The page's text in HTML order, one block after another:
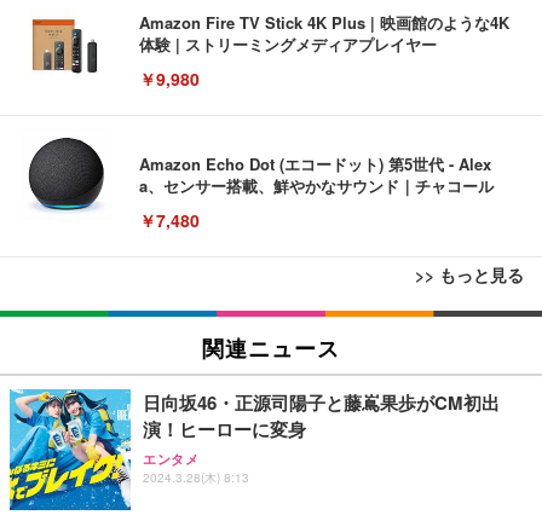
Amazon Fire TV Stick 4K Plus | 映画館のような4K
体験 | ストリーミングメディアプレイヤー
￥9,980
Amazon Echo Dot (エコードット) 第5世代 - Alex
a、センサー搭載、鮮やかなサウンド｜チャコール
￥7,480
>> もっと見る
12cm HDMI延長ケーブル Fire TV Stick対応 オス-メ
ス アダプター
￥880
Amazon micro-USB イーサネットアダプター
日経エンタテインメント! 2026年 9 月号増刊【表
紙：EBiDAN】
￥980
anan(アンアン)2026/08/19号 No.2507[愛とSEX／寺
[EdoErgo] オフィスチェア 椅子 テレワーク 疲れな
い 跳ね上げ式アームレスト コンパクト 約105度ロッ
キング pc 事務椅子 360度回転 座面昇降 強化ナイロ
ン樹脂ベース 通気性メッシュ 在宅ワーク H-WY01
(黒網+黒枠+黒足)
￥5,699
SIHOO B100 オフィスチェア／デスクチェア メッシ
関連ニュース
日向坂46・正源司陽子と藤嶌果歩がCM初出
演！ヒーローに変身
エンタメ
2024.3.28(木) 8:13